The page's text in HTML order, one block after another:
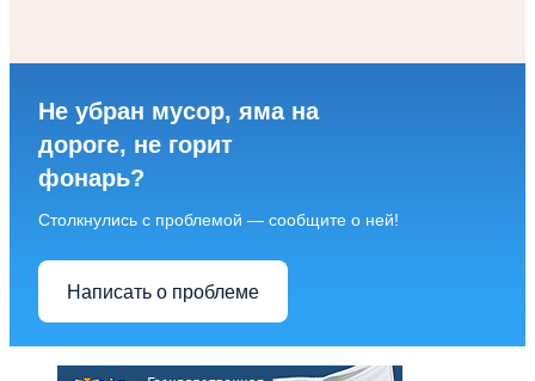
Не убран мусор, яма на
дороге, не горит
фонарь?
Столкнулись с проблемой — сообщите о ней!
Написать о проблеме